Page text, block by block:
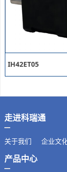
IH42ET05
走进科瑞通
关于我们 企业文
产品中心